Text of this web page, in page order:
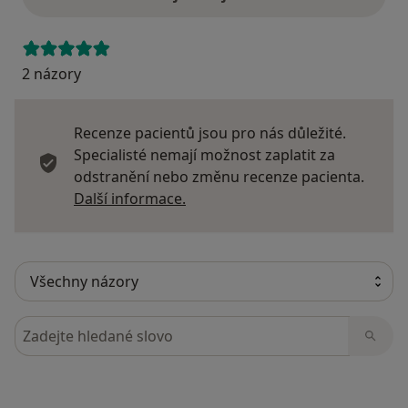
2 názory
Recenze pacientů jsou pro nás důležité.
Specialisté nemají možnost zaplatit za
odstranění nebo změnu recenze pacienta.
Další informace.
Hledejte v názorech